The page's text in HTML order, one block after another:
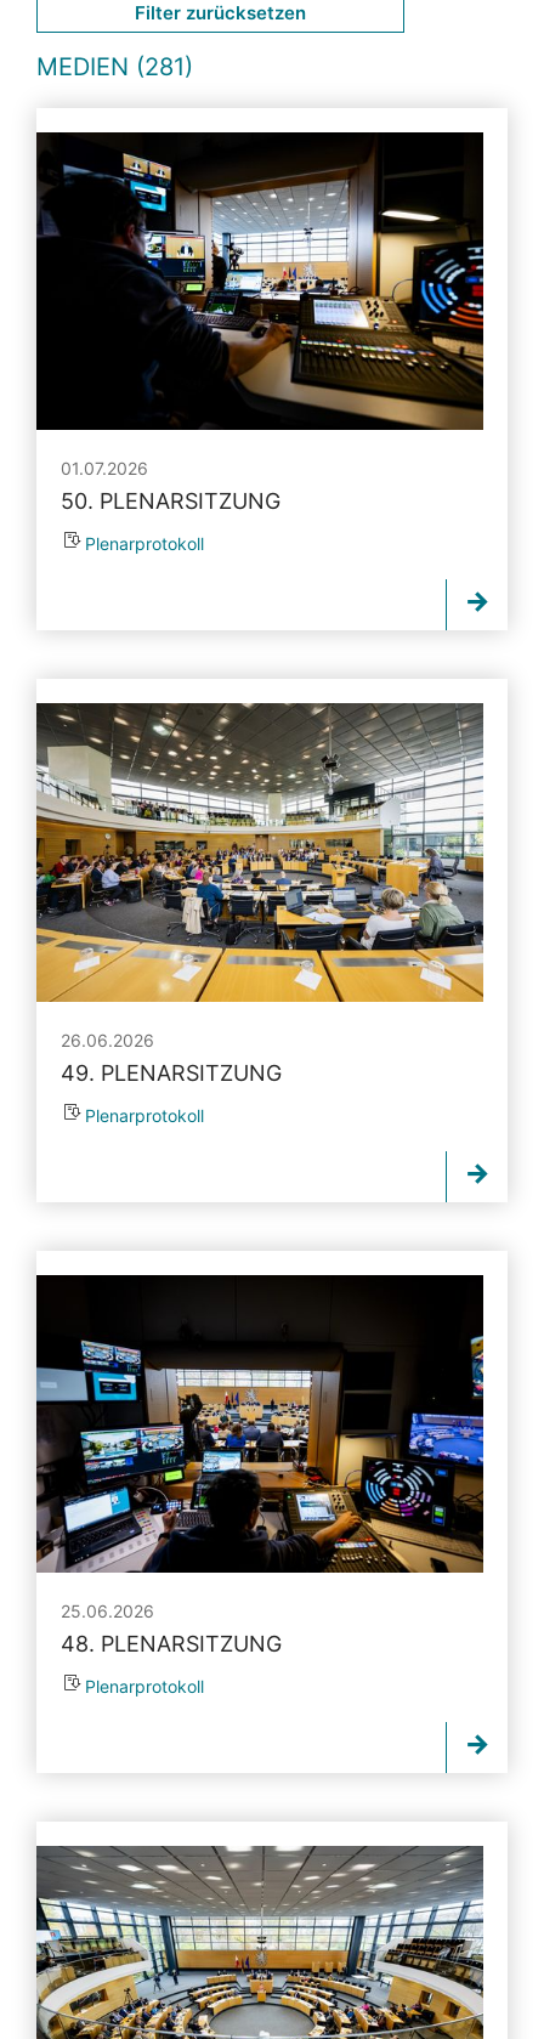
Filter zurücksetzen
MEDIEN (281)
01.07.2026
50. PLENARSITZUNG
Plenarprotokoll
26.06.2026
49. PLENARSITZUNG
Plenarprotokoll
25.06.2026
48. PLENARSITZUNG
Plenarprotokoll